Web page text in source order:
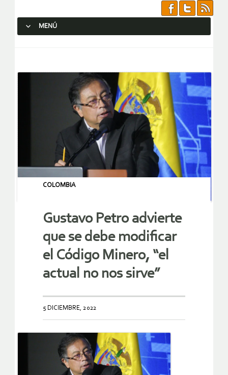
MENÚ
COLOMBIA
Gustavo Petro advierte
que se debe modificar
el Código Minero, “el
actual no nos sirve”
5 DICIEMBRE, 2022